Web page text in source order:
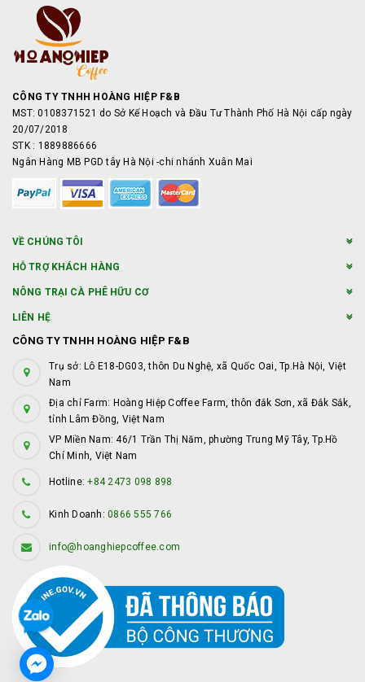
CÔNG TY TNHH HOÀNG HIỆP F&B
MST: 0108371521 do Sở Kế Hoạch và Đầu Tư Thành Phố Hà Nội cấp ngày
20/07/2018
STK : 1889886666
Ngân Hàng MB PGD tây Hà Nội -chi nhánh Xuân Mai
VỀ CHÚNG TÔI
HỖ TRỢ KHÁCH HÀNG
NÔNG TRẠI CÀ PHÊ HỮU CƠ
LIÊN HỆ
CÔNG TY TNHH HOÀNG HIỆP F&B
Trụ sở: Lô E18-DG03, thôn Du Nghệ, xã Quốc Oai, Tp.Hà Nội, Việt
Nam
Địa chỉ Farm: Hoàng Hiệp Coffee Farm, thôn đắk Sơn, xã Đắk Sắk,
tỉnh Lâm Đồng, Việt Nam
VP Miền Nam: 46/1 Trần Thị Năm, phường Trung Mỹ Tây, Tp.Hồ
Chí Minh, Việt Nam
Hotline:+84 2473 098 898
Kinh Doanh: 0866 555 766
info@hoanghiepcoffee.com